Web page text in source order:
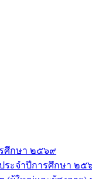
ศึกษา ๒๕๖๙
ระจำปีการศึกษา ๒๕